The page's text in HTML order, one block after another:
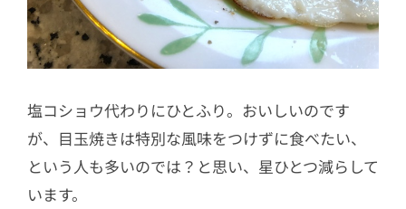
塩コショウ代わりにひとふり。おいしいのです
が、目玉焼きは特別な風味をつけずに食べたい、
という人も多いのでは？と思い、星ひとつ減らして
います。